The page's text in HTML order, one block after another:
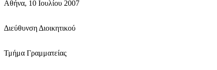
Αθήνα, 10 Ιουλίου 2007
Διεύθυνση Διοικητικού
Τμήμα Γραμματείας